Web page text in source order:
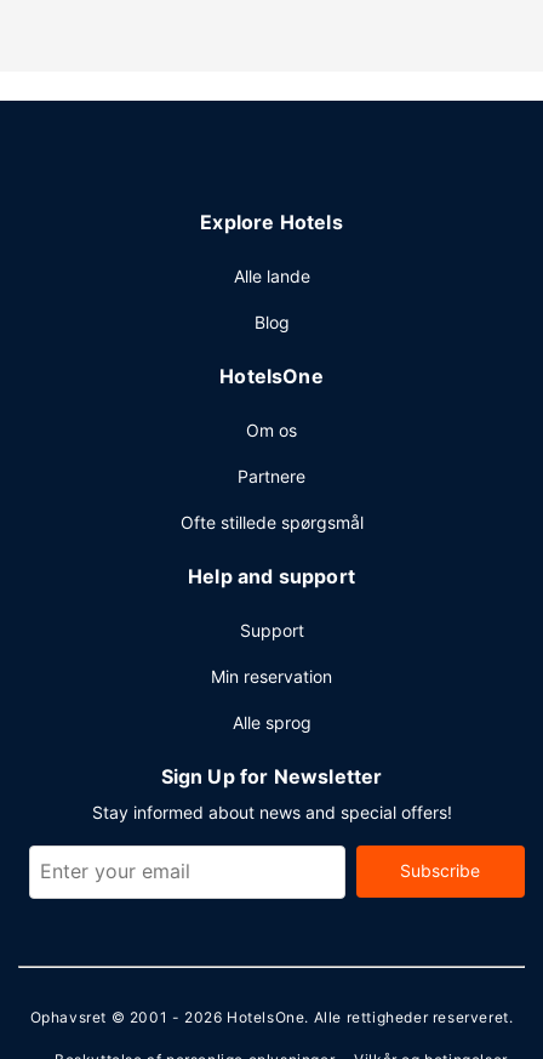
Explore Hotels
Alle lande
Blog
HotelsOne
Om os
Partnere
Ofte stillede spørgsmål
Help and support
Support
Min reservation
Alle sprog
Sign Up for Newsletter
Stay informed about news and special offers!
Subscribe
Ophavsret © 2001 - 2026 HotelsOne. Alle rettigheder reserveret.